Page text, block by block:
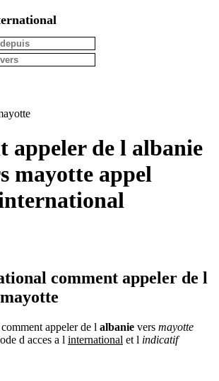
G
U
appeler de l albanie
mayotte appel
comment appeler de l
comment appeler de l albanie vers mayotte
d acces a l international et l indicatif